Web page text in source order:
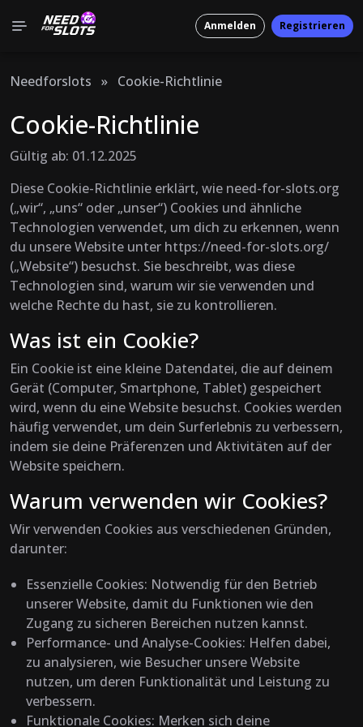
Anmelden Registrieren
Needforslots » Cookie-Richtlinie
Cookie-Richtlinie
Gültig ab: 01.12.2025
Diese Cookie-Richtlinie erklärt, wie need-for-slots.org
(„wir“, „uns“ oder „unser“) Cookies und ähnliche
Technologien verwendet, um dich zu erkennen, wenn
du unsere Website unter https://need-for-slots.org/
(„Website“) besuchst. Sie beschreibt, was diese
Technologien sind, warum wir sie verwenden und
welche Rechte du hast, sie zu kontrollieren.
Was ist ein Cookie?
Ein Cookie ist eine kleine Datendatei, die auf deinem
Gerät (Computer, Smartphone, Tablet) gespeichert
wird, wenn du eine Website besuchst. Cookies werden
häufig verwendet, um dein Surferlebnis zu verbessern,
indem sie deine Präferenzen und Aktivitäten auf der
Website speichern.
Warum verwenden wir Cookies?
Wir verwenden Cookies aus verschiedenen Gründen,
darunter:
Essenzielle Cookies: Notwendig für den Betrieb
unserer Website, damit du Funktionen wie den
Zugang zu sicheren Bereichen nutzen kannst.
Performance- und Analyse-Cookies: Helfen dabei,
zu analysieren, wie Besucher unsere Website
nutzen, um deren Funktionalität und Leistung zu
verbessern.
Funktionale Cookies: Merken sich deine